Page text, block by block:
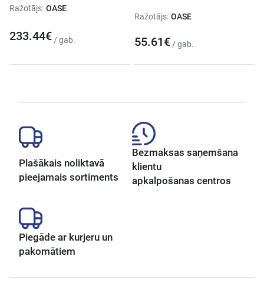
Ražotājs: OASE
233.44€ / gab.
Ražotājs: OASE
55.61€ / gab.
Plašākais noliktavā
pieejamais sortiments
Bezmaksas saņemšana
klientu
apkalpošanas centros
Piegāde ar kurjeru un
pakomātiem